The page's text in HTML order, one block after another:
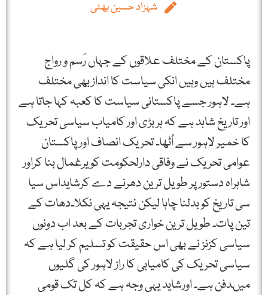
شہزاد حسین بھٹی
پاکستان کے مختلف علاقوں کے جہاں رَسم و رواج
مختلف ہیں وہیں انکی سیاست کا انداز بھی مختلف
ہے۔ لاہور جسے پاکستانی سیاست کا کعبہ کہا جاتا ہے
اور تاریخ شاہد ہے کہ ہر بڑی اور کامیاب سیاسی تحریک
کا خمیر لاہور سے اُٹھا۔ تحریک انصاف اورپاکستان
عوامی تحریک نے وفاقی دارلحکومت کو یرغمال بنا کراور
شاہراہ دستور پر طویل ترین دھرنے دے کرشایداس سیا
سی تاریخ کو بدلنا چاہا لیکن نتیجہ یہی نکلا۔دھات کے
تین پات۔ طویل ترین خواری تجربات کے بعد اب دونوں
سیاسی کزنز نے بھی اس حقیقت کو تسلیم کر لیا ہے کہ
سیاسی تحریک کی کامیابی کا راز لاہور کی گلیوں
میںدفن ہے۔ اورشاید یہی وجہ ہے کہ کل تک قومی